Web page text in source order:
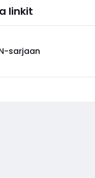
linkit
sarjaan